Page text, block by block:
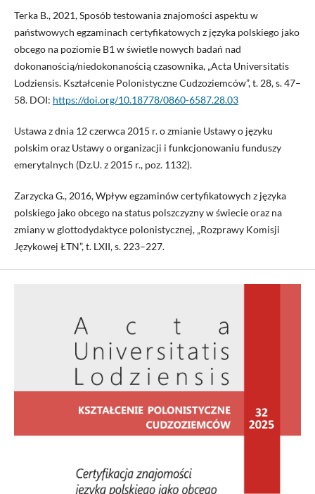
Terka B., 2021, Sposób testowania znajomości aspektu w
państwowych egzaminach certyfikatowych z języka polskiego jako
obcego na poziomie B1 w świetle nowych badań nad
dokonanością/niedokonanością czasownika, „Acta Universitatis
Lodziensis. Kształcenie Polonistyczne Cudzoziemców”, t. 28, s. 47–
58. DOI: https://doi.org/10.18778/0860-6587.28.03
Ustawa z dnia 12 czerwca 2015 r. o zmianie Ustawy o języku
polskim oraz Ustawy o organizacji i funkcjonowaniu funduszy
emerytalnych (Dz.U. z 2015 r., poz. 1132).
Zarzycka G., 2016, Wpływ egzaminów certyfikatowych z języka
polskiego jako obcego na status polszczyzny w świecie oraz na
zmiany w glottodydaktyce polonistycznej, „Rozprawy Komisji
Językowej ŁTN”, t. LXII, s. 223–227.